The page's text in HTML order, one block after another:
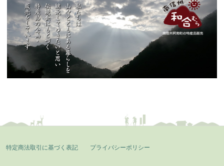
特定商法取引に基づく表記 プライバシーポリシー